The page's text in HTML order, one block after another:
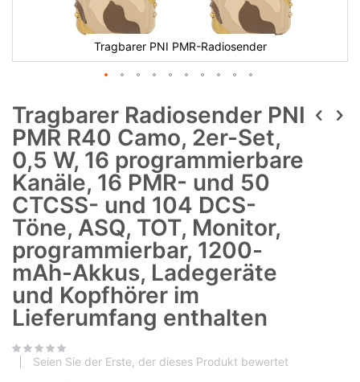
Tragbarer PNI PMR-Radiosender
Tragbarer Radiosender PNI
PMR R40 Camo, 2er-Set,
0,5 W, 16 programmierbare
Kanäle, 16 PMR- und 50
CTCSS- und 104 DCS-
Töne, ASQ, TOT, Monitor,
programmierbar, 1200-
mAh-Akkus, Ladegeräte
und Kopfhörer im
Lieferumfang enthalten
Seien Sie der Erste, der dieses Produkt bewertet